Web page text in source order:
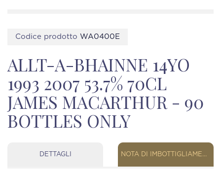
Codice prodotto WA0400E
ALLT-A-BHAINNE 14YO
1993 2007 53.7% 70CL
JAMES MACARTHUR - 90
BOTTLES ONLY
DETTAGLI NOTA DI IMBOTTIGLIAMENTO